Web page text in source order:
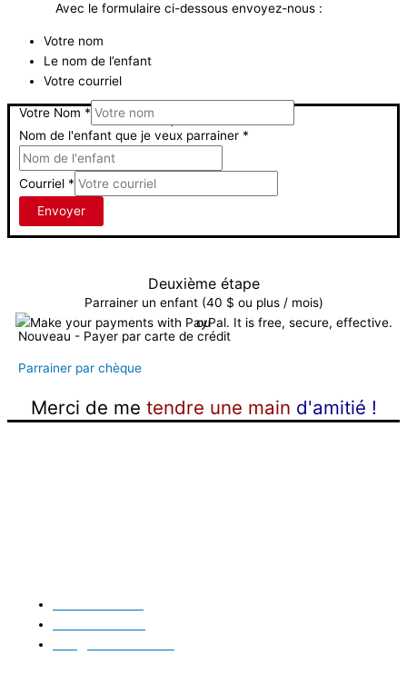
Avec le formulaire ci-dessous envoyez-nous :
Votre nom
Le nom de l’enfant
Votre courriel
Je veux parrainer cette enfant
Votre Nom *
Nom de l'enfant que je veux parrainer *
Courriel *
Envoyer
Deuxième étape
Parrainer un enfant (40 $ ou plus / mois)
ou
Nouveau - Payer par carte de crédit
Parrainer par chèque
Merci de me tendre une main d'amitié !